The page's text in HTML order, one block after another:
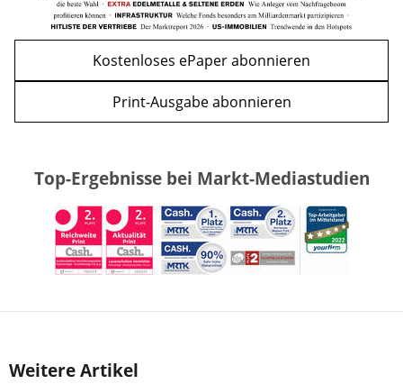
Kostenloses ePaper abonnieren
Print-Ausgabe abonnieren
Top-Ergebnisse bei Markt-Mediastudien
Weitere Artikel